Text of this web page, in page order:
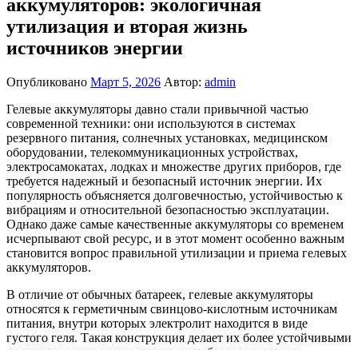
аккумуляторов: экологичная
утилизация и вторая жизнь
источников энергии
Опубликовано Март 5, 2026 Автор: admin
Гелевые аккумуляторы давно стали привычной частью
современной техники: они используются в системах
резервного питания, солнечных установках, медицинском
оборудовании, телекоммуникационных устройствах,
электросамокатах, лодках и множестве других приборов, где
требуется надежный и безопасный источник энергии. Их
популярность объясняется долговечностью, устойчивостью к
вибрациям и относительной безопасностью эксплуатации.
Однако даже самые качественные аккумуляторы со временем
исчерпывают свой ресурс, и в этот момент особенно важным
становится вопрос правильной утилизации и приема гелевых
аккумуляторов.
В отличие от обычных батареек, гелевые аккумуляторы
относятся к герметичным свинцово-кислотным источникам
питания, внутри которых электролит находится в виде
густого геля. Такая конструкция делает их более устойчивыми